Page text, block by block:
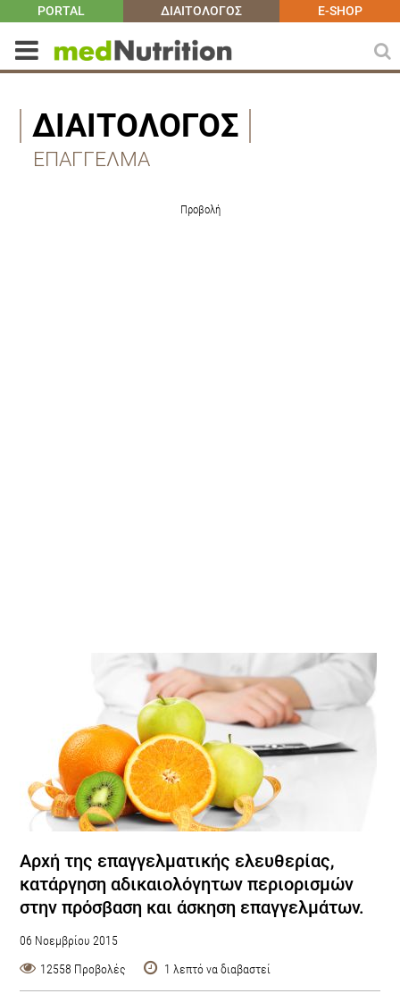
PORTAL ΔΙΑΙΤΟΛΟΓΟΣ E-SHOP
ΔΙΑΙΤΟΛΟΓΟΣ
ΕΠΑΓΓΕΛΜΑ
Προβολή
Αρχή της επαγγελματικής ελευθερίας,
κατάργηση αδικαιολόγητων περιορισμών
στην πρόσβαση και άσκηση επαγγελμάτων.
06 Νοεμβρίου 2015
12558 Προβολές
1 λεπτό να διαβαστεί